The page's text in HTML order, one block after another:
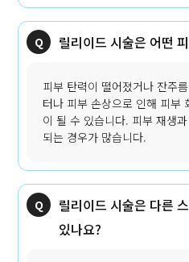
릴리이드 시술은 어떤
피부 탄력이 떨어졌거나 잔주
터나 피부 손상으로 인해 피부
이 될 수 있습니다. 피부 재생
되는 경우가 많습니다.
릴리이드 시술은 다른
있나요?